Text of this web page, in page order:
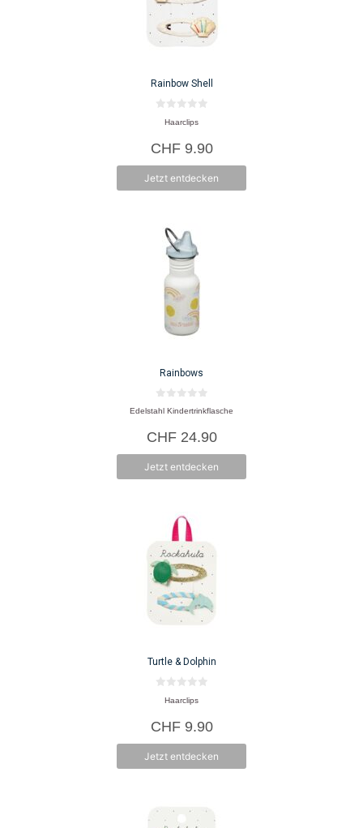
Rainbow Shell
n
5
Haarclips
CHF9.90
Jetzt entdecken
Rainbows
0
v
n
Edelstahl Kindertrinkflasche
CHF24.90
Jetzt entdecken
Turtle & Dolphin
n
Haarclips
CHF9.90
Jetzt entdecken